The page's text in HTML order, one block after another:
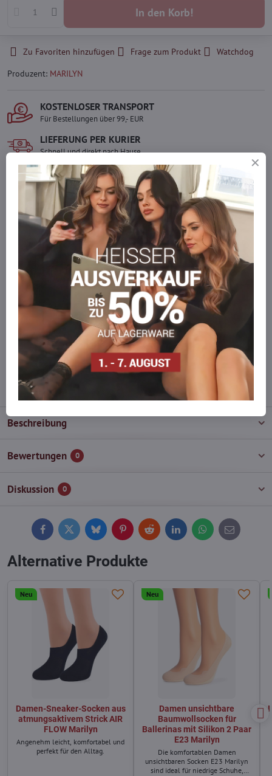
In den Korb!
Zu Favoriten hinzufügen Frage zum Produkt
Watchdog
Produzent: MARILYN
KOSTENLOSER TRANSPORT
Für Bestellungen über 99,- EUR
LIEFERUNG PER KURIER
Schnell und direkt nach Hause.
SICHERE ZAHLUNGEN
Gesicherte Online-Zahlungen
Ware auf Lager
Wir versenden sofort
Werden Sie Teil von everlady
Werden Sie Teil von everlady und genießen Sie einen 5 %
Mitgliedervorteilbei jedem Einkauf.
Der Vorteil wird automatisch im Warenkorb angewendet.
Möchten Sie mehr bestellen, als wir
auf Lager haben?
Zögern Sie nicht, uns zu kontaktieren, wir füllen die Ware für Sie
wieder auf!
info​@everlady​.eu
Beschreibung
Bewertungen 0
Diskussion 0
FacebookTwitterBlueskyPinterestReddit LinkedInWhatsApp
E-
mail
Alternative Produkte
Neu
Damen-Sneaker-Socken aus
atmungsaktivem Strick AIR
FLOW Marilyn
Angenehm leicht, komfortabel und
perfekt für den Alltag.
Neu
Damen unsichtbare
Baumwollsocken für
Ballerinas mit Silikon 2 Paar
E23 Marilyn
Die komfortablen Damen
unsichtbaren Socken E23 Marilyn
sind ideal für niedrige Schuhe,